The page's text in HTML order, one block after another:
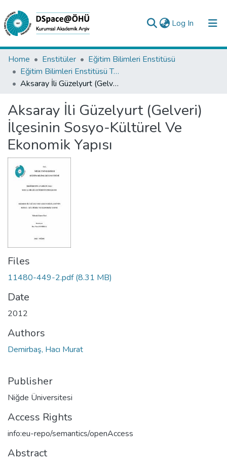
Log In (current)
Collections
All of DSpace
Analyze
Request/Question
Home Enstitüler
Eğitim Bilimleri Enstitüsü
Eğitim Bilimleri Enstitüsü Tez Koleksiyonu
Aksaray İli Güzelyurt (Gelveri) İlçesinin Sosyo-Kültürel Ve Ekonomik Yapısı
Aksaray İli Güzelyurt (Gelveri)
İlçesinin Sosyo-Kültürel Ve
Ekonomik Yapısı
Files
11480-449-2.pdf(8.31 MB)
Date
2012
Authors
Demirbaş, Hacı Murat
Publisher
Niğde Üniversitesi
Access Rights
info:eu-repo/semantics/openAccess
Abstract